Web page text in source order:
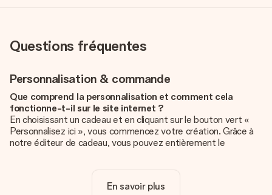
Questions fréquentes
Personnalisation & commande
Que comprend la personnalisation et comment cela
fonctionne-t-il sur le site internet ?
En choisissant un cadeau et en cliquant sur le bouton vert «
Personnalisez ici », vous commencez votre création. Grâce à
notre éditeur de cadeau, vous pouvez entièrement le
unique pour ajouter une touche finale à votre cadeau.
En savoir plus